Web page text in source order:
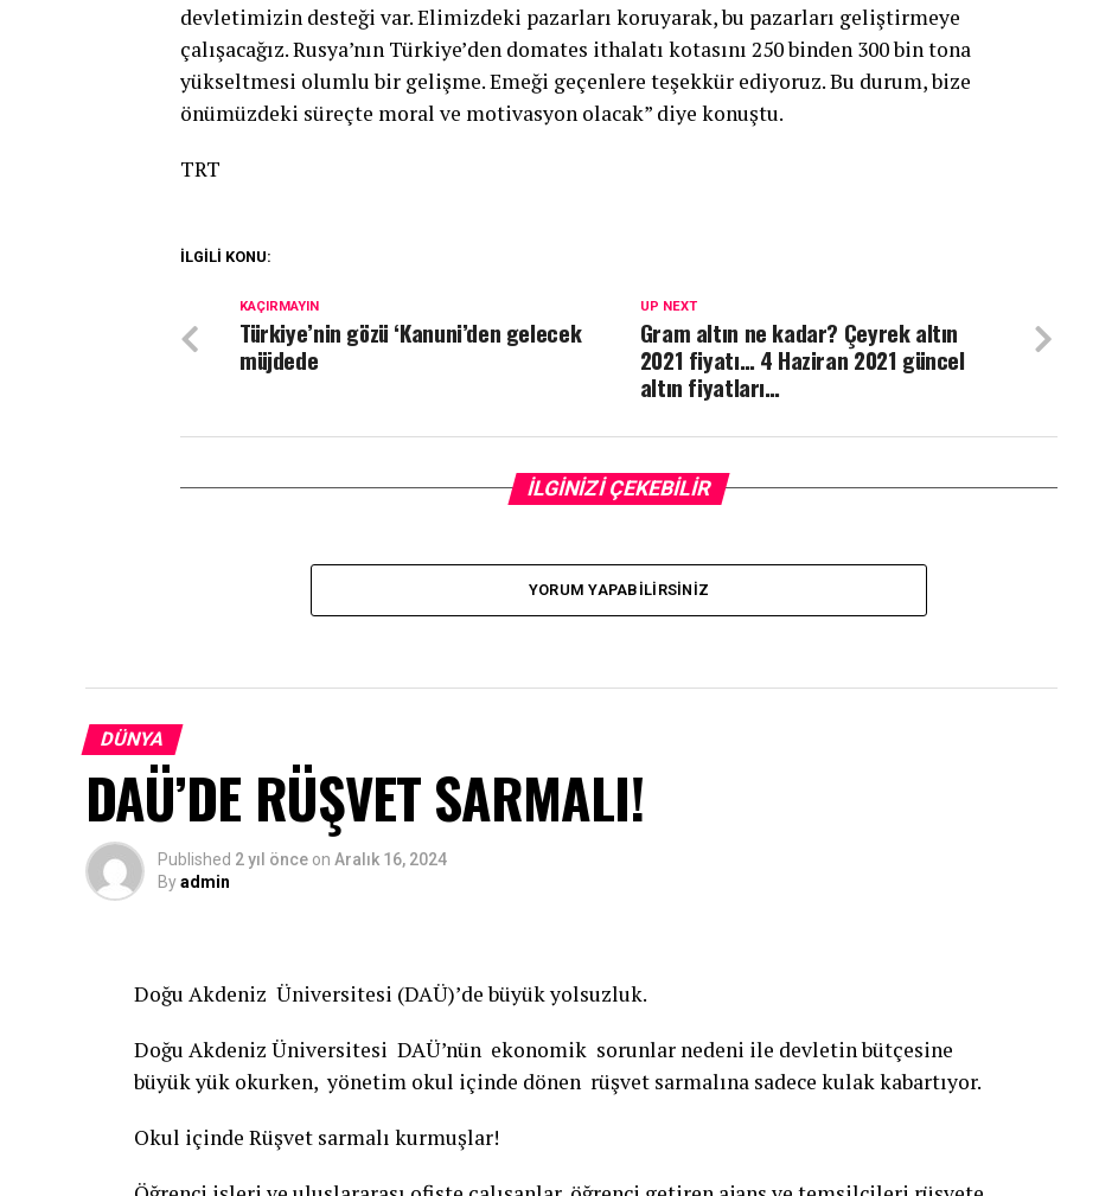
devletimizin desteği var. Elimizdeki pazarları koruyarak, bu pazarları geliştirmeye
çalışacağız. Rusya’nın Türkiye’den domates ithalatı kotasını 250 binden 300 bin tona
yükseltmesi olumlu bir gelişme. Emeği geçenlere teşekkür ediyoruz. Bu durum, bize
önümüzdeki süreçte moral ve motivasyon olacak” diye konuştu.
TRT
İLGİLİ KONU:
UP NEXT
Gram altın ne kadar? Çeyrek altın
2021 fiyatı… 4 Haziran 2021 güncel
altın fiyatları…
KAÇIRMAYIN
Türkiye’nin gözü ‘Kanuni’den gelecek
müjdede
İLGİNİZİ ÇEKEBİLİR
YORUM YAPABILIRSINIZ
DÜNYA
DAÜ’DE RÜŞVET SARMALI!
Published 2 yıl önce on Aralık 16, 2024
Byadmin
Doğu Akdeniz Üniversitesi (DAÜ)’de büyük yolsuzluk.
Doğu Akdeniz Üniversitesi DAÜ’nün ekonomik sorunlar nedeni ile devletin bütçesine
büyük yük okurken, yönetim okul içinde dönen rüşvet sarmalına sadece kulak kabartıyor.
Okul içinde Rüşvet sarmalı kurmuşlar!